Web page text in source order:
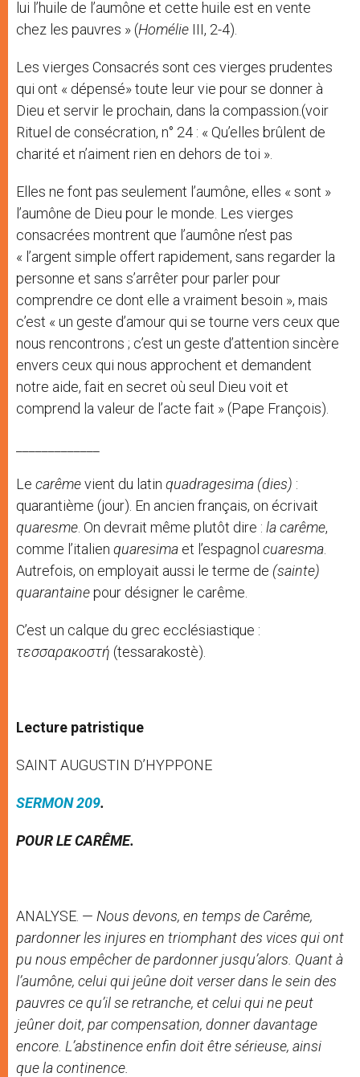
lui l’huile de l’aumône et cette huile est en vente
chez les pauvres » (Homélie III, 2-4).
Les vierges Consacrés sont ces vierges prudentes
qui ont « dépensé» toute leur vie pour se donner à
Dieu et servir le prochain, dans la compassion.(voir
Rituel de consécration, n° 24 : « Qu’elles brûlent de
charité et n’aiment rien en dehors de toi ».
Elles ne font pas seulement l’aumône, elles « sont »
l’aumône de Dieu pour le monde. Les vierges
consacrées montrent que l’aumône n’est pas
« l’argent simple offert rapidement, sans regarder la
personne et sans s’arrêter pour parler pour
comprendre ce dont elle a vraiment besoin », mais
c’est « un geste d’amour qui se tourne vers ceux que
nous rencontrons ; c’est un geste d’attention sincère
envers ceux qui nous approchent et demandent
notre aide, fait en secret où seul Dieu voit et
comprend la valeur de l’acte fait » (Pape François).
Le carêmevient du latin quadragesima (dies) :
quarantième (jour). En ancien français, on écrivait
quaresme . On devrait même plutôt dire : la carême,
comme l’italien quaresima et l’espagnol cuaresma
Autrefois, on employait aussi le terme de (sainte)
quarantainepour désigner le carême.
C’est un calque du grec ecclésiastique :
τεσσαρακοστή (tessarakostè).
Lecture patristique
SAINT AUGUSTIN D’HYPPONE
SERMON 209.
POUR LE CARÊME.
ANALYSE. — Nous devons, en temps de Carême,
pardonner les injures en triomphant des vices qui ont
pu nous empêcher de pardonner jusqu’alors. Quant à
l’aumône, celui qui jeûne doit verser dans le sein des
pauvres ce qu’il se retranche, et celui qui ne peut
jeûner doit, par compensation, donner davantage
encore. L’abstinence enfin doit être sérieuse, ainsi
que la continence.